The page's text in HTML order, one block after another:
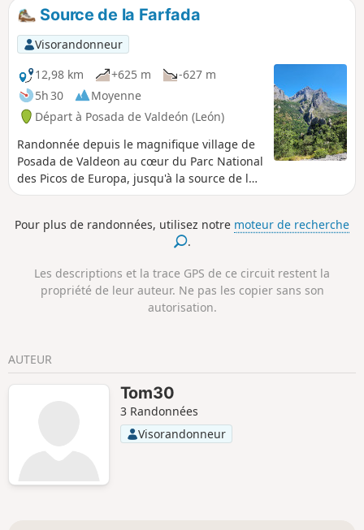
berges. On monte ensuite vers la Pena del Oso et de jolis
pâturages puis on longe une petite crête rocheuse et on
retrouve un alpage où l'on peut voir une très belle hutte de
berger (una chozo) restaurée.
Source de la Farfada
Visorandonneur
12,98 km
+625 m
-627 m
5h 30
Moyenne
Départ à Posada de Valdeón (León)
Randonnée depuis le magnifique village de
Posada de Valdeon au cœur du Parc National
des Picos de Europa, jusqu'à la source de la
Farfada. Superbes vues sur la vallée du Rio
Pour plus de randonnées, utilisez notre moteur de recherche
.
Les descriptions et la trace GPS de ce circuit restent la
propriété de leur auteur. Ne pas les copier sans son
autorisation.
AUTEUR
Tom30
3 Randonnées
Visorandonneur